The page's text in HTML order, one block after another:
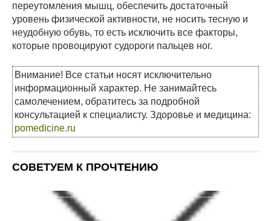
переутомления мышц, обеспечить достаточный
уровень физической активности, не носить тесную и
неудобную обувь, то есть исключить все факторы,
которые провоцируют судороги пальцев ног.
Внимание! Все статьи носят исключительно
информационный характер. Не занимайтесь
самолечением, обратитесь за подробной
консультацией к специалисту. Здоровье и медицина:
pomedicine.ru
СОВЕТУЕМ К ПРОЧТЕНИЮ